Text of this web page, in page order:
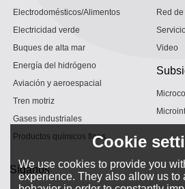
Electrodomésticos/Alimentos
Electricidad verde
Buques de alta mar
Energía del hidrógeno
Aviación y aeroespacial
Tren motriz
Gases industriales
Productos químicos finos
Red
Video
Síganos
Cookie
We use cookies to provide you
experience. They also allow us to